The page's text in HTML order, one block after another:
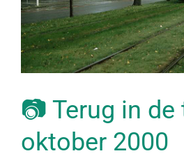
📷 Terug in de
oktober 2000